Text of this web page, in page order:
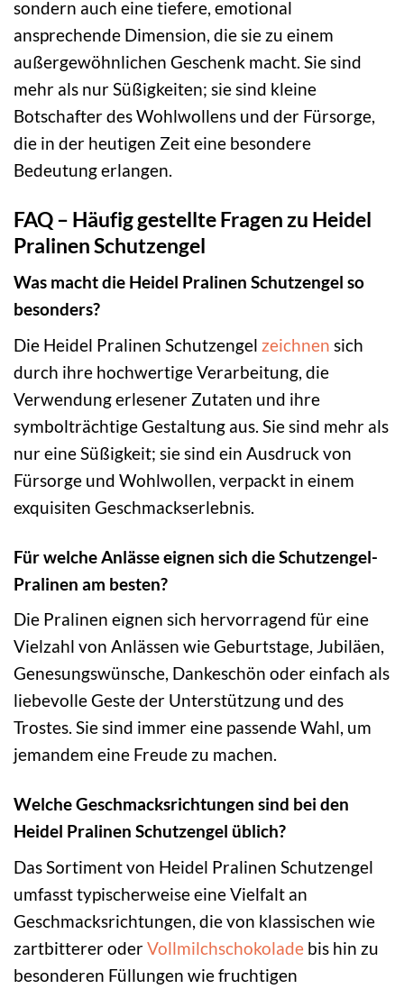
sondern auch eine tiefere, emotional
ansprechende Dimension, die sie zu einem
außergewöhnlichen Geschenk macht. Sie sind
mehr als nur Süßigkeiten; sie sind kleine
Botschafter des Wohlwollens und der Fürsorge,
die in der heutigen Zeit eine besondere
Bedeutung erlangen.
FAQ – Häufig gestellte Fragen zu Heidel
Pralinen Schutzengel
Was macht die Heidel Pralinen Schutzengel so
besonders?
Die Heidel Pralinen Schutzengel zeichnen sich
durch ihre hochwertige Verarbeitung, die
Verwendung erlesener Zutaten und ihre
symbolträchtige Gestaltung aus. Sie sind mehr als
nur eine Süßigkeit; sie sind ein Ausdruck von
Fürsorge und Wohlwollen, verpackt in einem
exquisiten Geschmackserlebnis.
Für welche Anlässe eignen sich die Schutzengel-
Pralinen am besten?
Die Pralinen eignen sich hervorragend für eine
Vielzahl von Anlässen wie Geburtstage, Jubiläen,
Genesungswünsche, Dankeschön oder einfach als
liebevolle Geste der Unterstützung und des
Trostes. Sie sind immer eine passende Wahl, um
jemandem eine Freude zu machen.
Welche Geschmacksrichtungen sind bei den
Heidel Pralinen Schutzengel üblich?
Das Sortiment von Heidel Pralinen Schutzengel
umfasst typischerweise eine Vielfalt an
Geschmacksrichtungen, die von klassischen wie
zartbitterer oderVollmilchschokolade bis hin zu
besonderen Füllungen wie fruchtigen